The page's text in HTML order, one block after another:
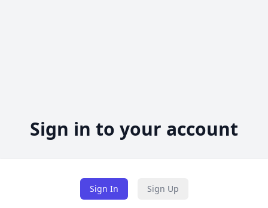
Sign in to your account
Sign In Sign Up